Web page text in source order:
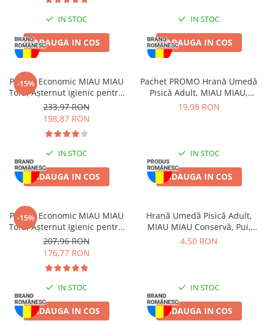
Proteice
Umede
Îngrijire Pisici
Așternut Igienic Pisici
Igienă Pisici
Antiparazitare Pisici
Vitamine Pisici
Perii & Piepteni Pisici
Accesorii Pisici
Culcușuri & Saltele Pisici
Castroane & Adapatori Pisici
Cuști & Genți Pisici
Litiere Pisici
Jucării Pisici
Păsări
Hrană Păsări
IN STOC
ADAUGA IN COS
IN STOC
ADAUGA IN COS
-15%
Pachet Economic MIAU MIAU
Tofu, Așternut Igienic pentru
Pisică, Maxi, Vanilie, 3x15L
233,97 RON
198,87 RON
IN STOC
ADAUGA IN COS
Pachet PROMO Hrană Umedă
Pisică Adult, MIAU MIAU,
Somon în sos, 12x100g
19,98 RON
IN STOC
ADAUGA IN COS
-15%
Pachet Economic MIAU MIAU
Tofu, Așternut Igienic pentru
Pisică, Fresh, 4x10L
207,96 RON
176,77 RON
IN STOC
ADAUGA IN COS
Hrană Umedă Pisică Adult,
MIAU MIAU Conservă, Pui,
415g
4,50 RON
IN STOC
ADAUGA IN COS